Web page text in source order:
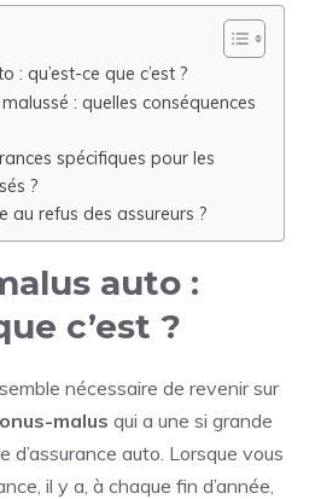
: qu’est-ce que c’est ?
: quelles conséquences
spécifiques pour les
?
au refus des assureurs ?
auto :
c’est ?
nécessaire de revenir sur
malus qui a une si grande
d’assurance auto. Lorsque vous
il y a, à chaque fin d’année,